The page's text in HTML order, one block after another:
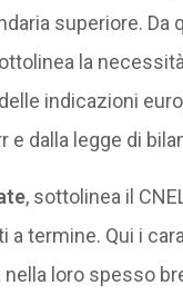
superiore. Da
la
indicazioni
e dalla legge di
, sottolinea il
a termine. Qui i
loro spesso